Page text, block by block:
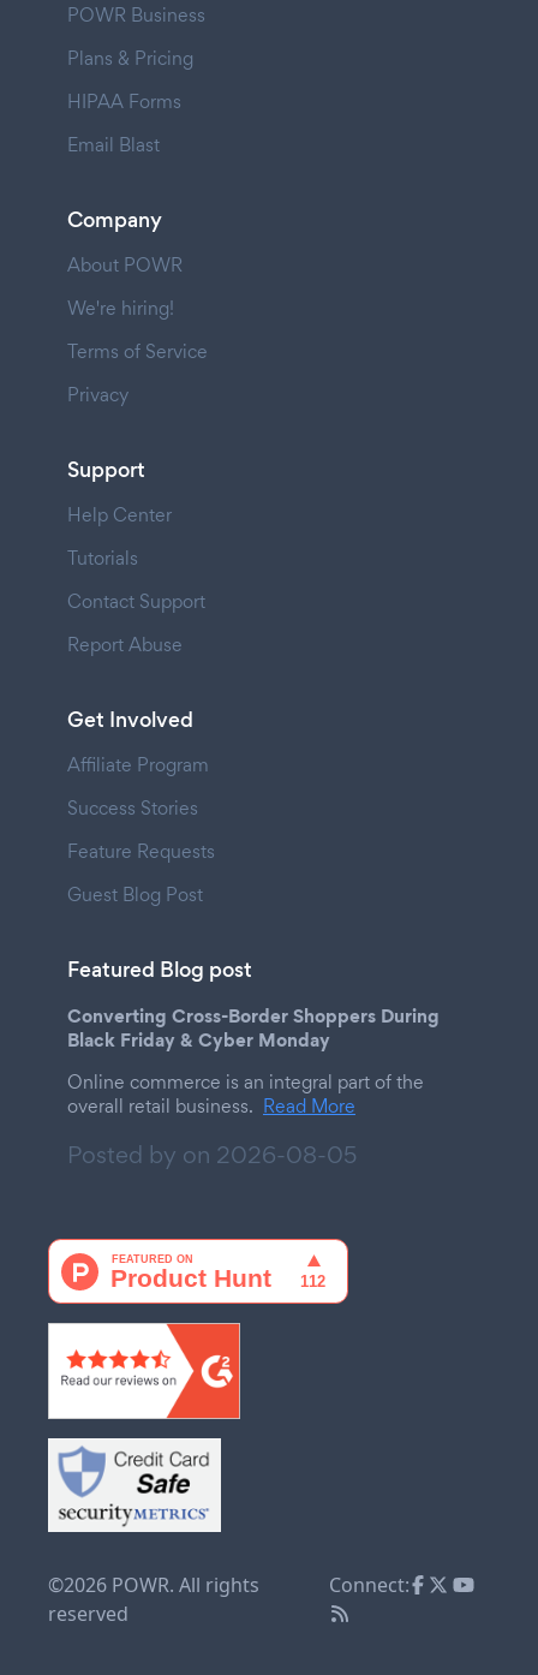
POWR Business
Plans & Pricing
HIPAA Forms
Email Blast
Company
About POWR
We're hiring!
Terms of Service
Privacy
Support
Help Center
Tutorials
Contact Support
Report Abuse
Get Involved
Affiliate Program
Success Stories
Feature Requests
Guest Blog Post
Featured Blog post
Converting Cross-Border Shoppers During
Black Friday & Cyber Monday
Online commerce is an integral part of the
overall retail business. Read More
Posted by on 2026-08-05
©2026 POWR. All rights
reserved
Connect: